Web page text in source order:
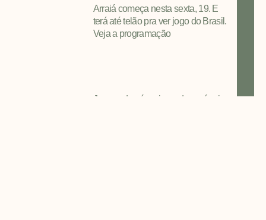
Arraiá começa nesta sexta, 19. E
terá até telão pra ver jogo do Brasil.
Veja a programação
Jovens do pós-crisma da paróquia